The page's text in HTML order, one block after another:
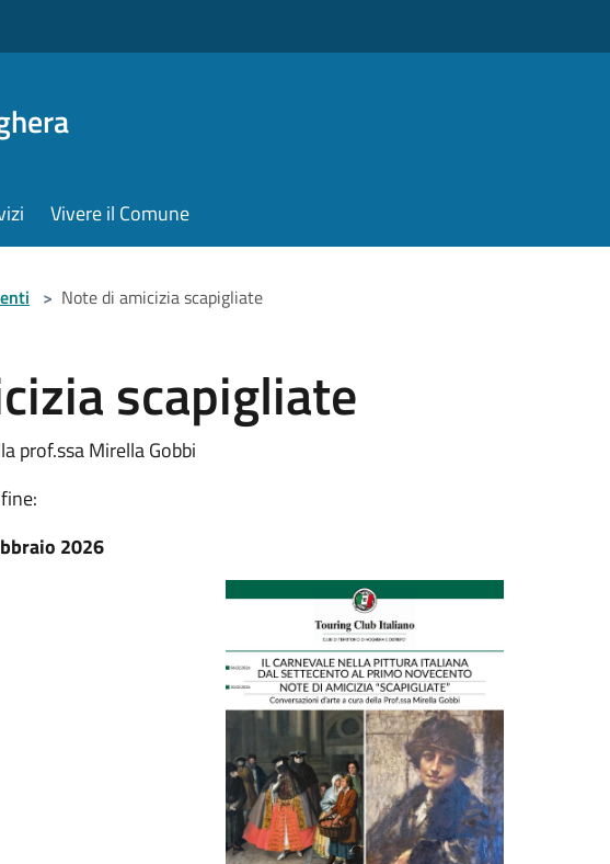
Vivere il Comune
> Note di amicizia scapigliate
scapigliate
prof.ssa Mirella Gobbi
2026